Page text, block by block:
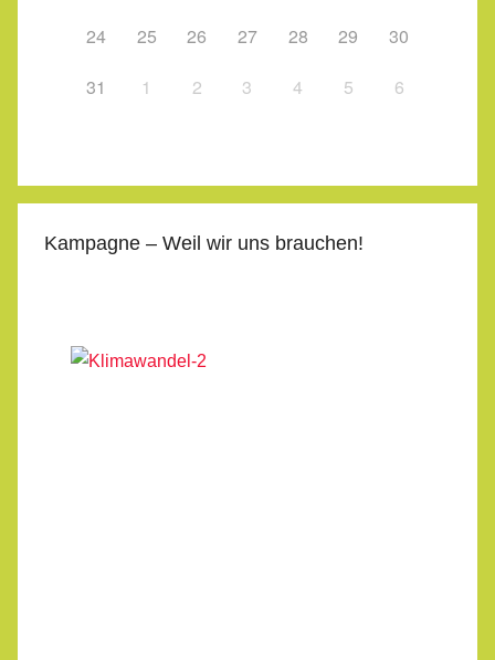
24
25 26 27 28 29
30
31
1 2 3 4 5 6
Kampagne – Weil wir uns brauchen!